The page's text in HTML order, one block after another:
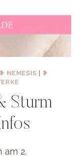
❥ NEMESIS
❥
Sturm
am 2.